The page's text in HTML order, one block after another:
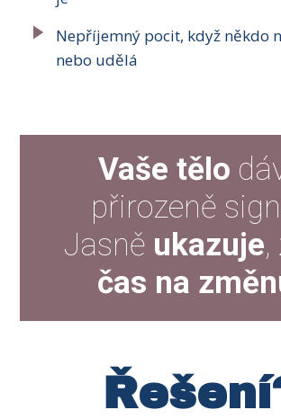
Nepříjemný pocit, když někdo
nebo udělá
Vaše tělo
přirozeně
Jasně ukazuje
čas na